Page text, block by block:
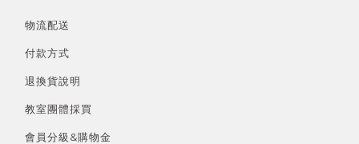
物流配送
付款方式
退換貨說明
教室團體採買
會員分級&購物金